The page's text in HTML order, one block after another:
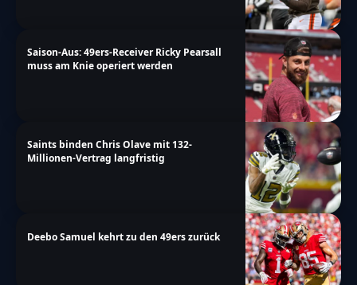
Saison-Aus: 49ers-Receiver Ricky Pearsall
muss am Knie operiert werden
Saints binden Chris Olave mit 132-
Millionen-Vertrag langfristig
Deebo Samuel kehrt zu den 49ers zurück